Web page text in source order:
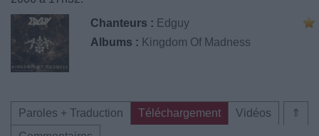
Chanteurs : Edguy
Albums : Kingdom Of Madness
⇑
Paroles + Traduction Téléchargement
Vidéos